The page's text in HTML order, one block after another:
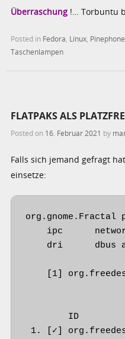
Überraschung !… Torbuntu
Posted in Fedora, Linux, Pinephone
Taschenlampen
FLATPAKS ALS
Posted on 16. Februar 2021 by
Falls sich jemand gefragt
einsetze:
org.gnome.Fractal
ipc
dri      dbus
[1]
ID
1. [✓]